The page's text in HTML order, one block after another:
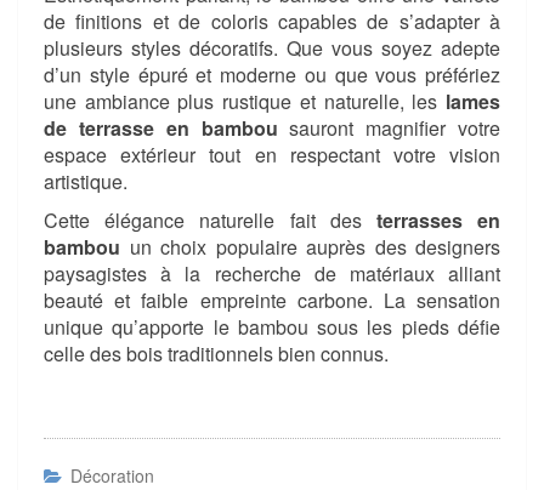
de finitions et de coloris capables de s’adapter à
plusieurs styles décoratifs. Que vous soyez adepte
d’un style épuré et moderne ou que vous préfériez
une ambiance plus rustique et naturelle, les lames
de terrasse en bambou sauront magnifier votre
espace extérieur tout en respectant votre vision
artistique.
Cette élégance naturelle fait des terrasses en
bambou un choix populaire auprès des designers
paysagistes à la recherche de matériaux alliant
beauté et faible empreinte carbone. La sensation
unique qu’apporte le bambou sous les pieds défie
celle des bois traditionnels bien connus.
Décoration